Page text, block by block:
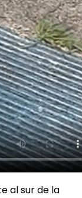
al sur de la